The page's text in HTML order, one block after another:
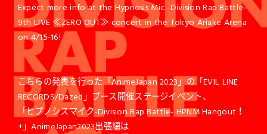
Expect more info at the Hypnosis Mic -Division Rap Battle-
9th LIVE ≪ZERO OUT≫ concert in the Tokyo Ariake Arena
on 4/15-16!
こちらの発表を行った「AnimeJapan 2023」の「EVIL LINE
RECORDS/Dazed」ブース開催ステージイベント、
「ヒプノシスマイク-Division Rap Battle- HPNM Hangout！
+」AnimeJapan2023出張編は